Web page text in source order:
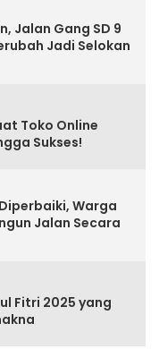
Jalan Gang SD 9
Jadi Selokan
Toko Online
Sukses!
Warga
Jalan Secara
Fitri 2025 yang